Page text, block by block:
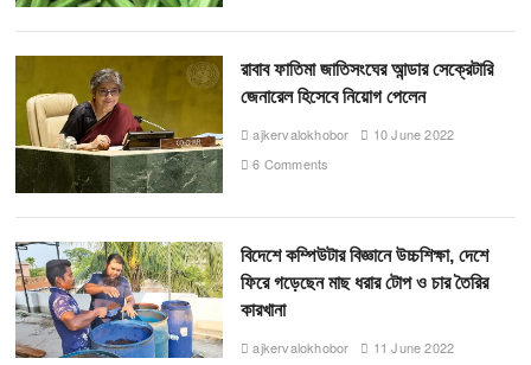
রাবাব ফাতিমা জাতিসংঘের আন্ডার সেক্রেটারি
জেনারেল হিসেবে নিয়োগ পেলেন
ajkervalokhobor
10 June 2022
6 Comments
বিদেশে কম্পিউটার বিজ্ঞানে উচ্চশিক্ষা, দেশে
ফিরে গড়েছেন মাছ ধরার টোপ ও চার তৈরির
কারখানা
ajkervalokhobor
11 June 2022